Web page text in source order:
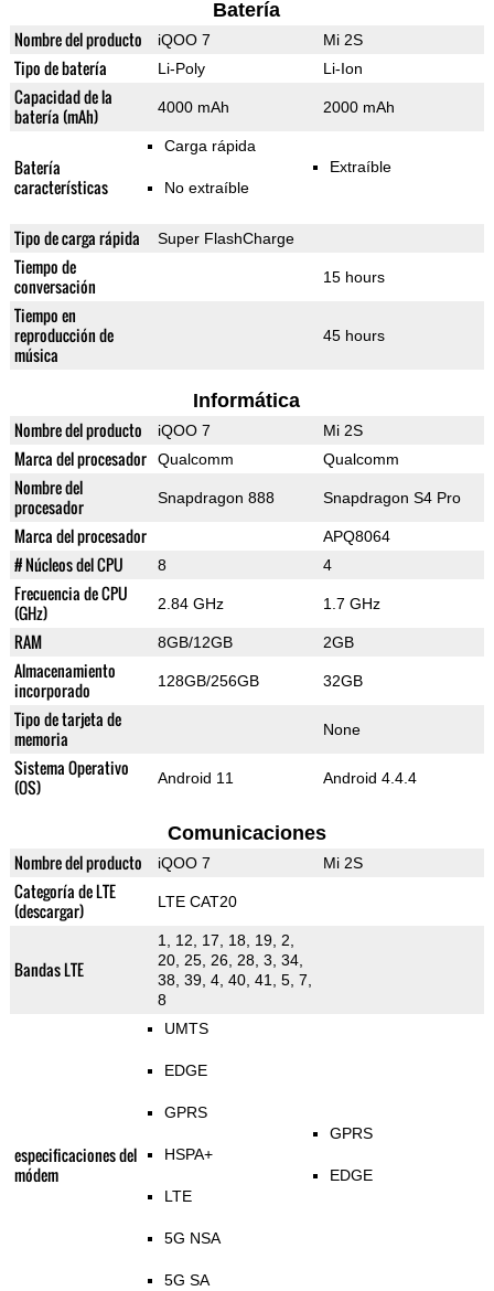
Batería
Nombre del producto iQOO 7 Mi 2S
Tipo de batería Li-Poly Li-Ion
Capacidad de la
batería (mAh)
4000 mAh 2000 mAh
Batería
características
Carga rápida
No extraíble
Extraíble
Tipo de carga rápida Super FlashCharge
Tiempo de
conversación
15 hours
Tiempo en
reproducción de
música
45 hours
Informática
Nombre del producto iQOO 7 Mi 2S
Marca del procesador Qualcomm Qualcomm
Nombre del
procesador
Snapdragon 888 Snapdragon S4 Pro
Marca del procesador APQ8064
# Núcleos del CPU 8 4
Frecuencia de CPU
(GHz)
2.84 GHz 1.7 GHz
RAM 8GB/12GB 2GB
Almacenamiento
incorporado
128GB/256GB 32GB
Tipo de tarjeta de
memoria
None
Sistema Operativo
(OS)
Android 11 Android 4.4.4
Comunicaciones
Nombre del producto iQOO 7 Mi 2S
Categoría de LTE
(descargar)
LTE CAT20
Bandas LTE
1, 12, 17, 18, 19, 2,
20, 25, 26, 28, 3, 34,
38, 39, 4, 40, 41, 5, 7,
8
especificaciones del
módem
UMTS
EDGE
GPRS
HSPA+
LTE
5G NSA
5G SA
GPRS
EDGE